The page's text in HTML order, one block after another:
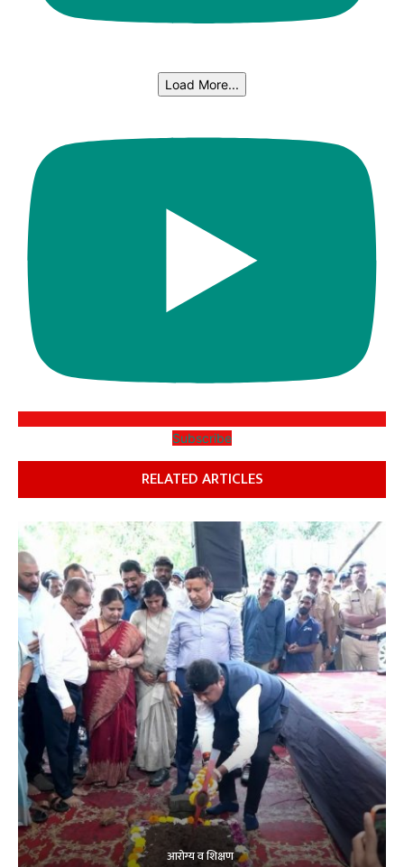
Load More...
Subscribe
RELATED ARTICLES
आरोग्य व शिक्षण